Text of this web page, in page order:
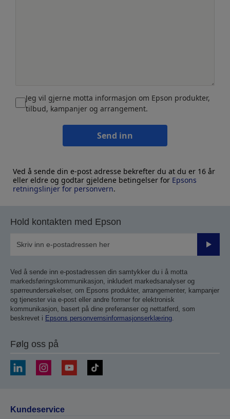
Jeg vil gjerne motta informasjon om Epson produkter,
tilbud, kampanjer og arrangement.
Send inn
Ved å sende din e-post adresse bekrefter du at du er 16 år
eller eldre og godtar gjeldene betingelser for Epsons
retningslinjer for personvern.
Hold kontakten med Epson
Send
Ved å sende inn e-postadressen din samtykker du i å motta
markedsføringskommunikasjon, inkludert markedsanalyser og
spørreundersøkelser, om Epsons produkter, arrangementer, kampanjer
og tjenester via e-post eller andre former for elektronisk
kommunikasjon, basert på dine preferanser og nettatferd, som
beskrevet i Epsons personvernsinformasjonserklæring.
Følg oss på
Kundeservice